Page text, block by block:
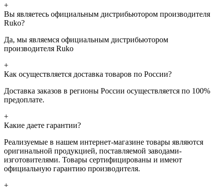
+
Вы являетесь официальным дистрибьютором производителя
Ruko?
Да, мы являемся официальным дистрибьютором
производителя Ruko
+
Как осуществляется доставка товаров по России?
Доставка заказов в регионы России осуществляется по 100%
предоплате.
+
Какие даете гарантии?
Реализуемые в нашем интернет-магазине товары являются
оригинальной продукцией, поставляемой заводами-
изготовителями. Товары сертифицированы и имеют
официальную гарантию производителя.
+